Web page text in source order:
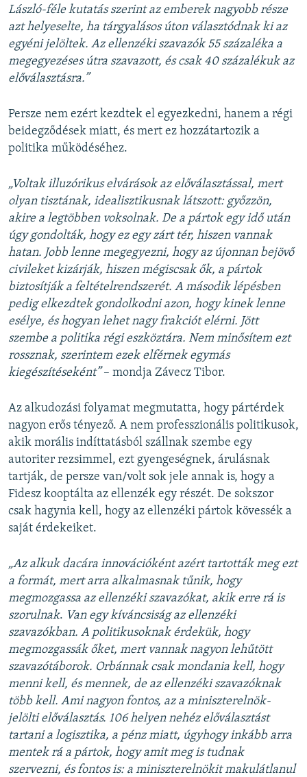
László-féle kutatás szerint az emberek nagyobb része
azt helyeselte, ha tárgyalásos úton választódnak ki az
egyéni jelöltek. Az ellenzéki szavazók 55 százaléka a
megegyezéses útra szavazott, és csak 40 százalékuk az
előválasztásra.”
Persze nem ezért kezdtek el egyezkedni, hanem a régi
beidegződések miatt, és mert ez hozzátartozik a
politika működéséhez.
„Voltak illuzórikus elvárások az előválasztással, mert
olyan tisztának, idealisztikusnak látszott: győzzön,
akire a legtöbben voksolnak. De a pártok egy idő után
úgy gondolták, hogy ez egy zárt tér, hiszen vannak
hatan. Jobb lenne megegyezni, hogy az újonnan bejövő
civileket kizárják, hiszen mégiscsak ők, a pártok
biztosítják a feltételrendszerét. A második lépésben
pedig elkezdtek gondolkodni azon, hogy kinek lenne
esélye, és hogyan lehet nagy frakciót elérni. Jött
szembe a politika régi eszköztára. Nem minősítem ezt
rossznak, szerintem ezek elférnek egymás
kiegészítéseként”– mondja Závecz Tibor.
Az alkudozási folyamat megmutatta, hogy pártérdek
nagyon erős tényező. A nem professzionális politikusok,
akik morális indíttatásból szállnak szembe egy
autoriter rezsimmel, ezt gyengeségnek, árulásnak
tartják, de persze van/volt sok jele annak is, hogy a
Fidesz kooptálta az ellenzék egy részét. De sokszor
csak hagynia kell, hogy az ellenzéki pártok kövessék a
saját érdekeiket.
„Az alkuk dacára innovációként azért tartották meg ezt
a formát, mert arra alkalmasnak tűnik, hogy
megmozgassa az ellenzéki szavazókat, akik erre rá is
szorulnak. Van egy kíváncsiság az ellenzéki
szavazókban. A politikusoknak érdekük, hogy
megmozgassák őket, mert vannak nagyon lehűtött
szavazótáborok. Orbánnak csak mondania kell, hogy
menni kell, és mennek, de az ellenzéki szavazóknak
több kell. Ami nagyon fontos, az a miniszterelnök-
jelölti előválasztás. 106 helyen nehéz előválasztást
tartani a logisztika, a pénz miatt, úgyhogy inkább arra
mentek rá a pártok, hogy amit meg is tudnak
szervezni, és fontos is: a miniszterelnökit makulátlanul